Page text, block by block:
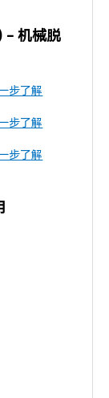
- 机械脱
步了解
步了解
步了解